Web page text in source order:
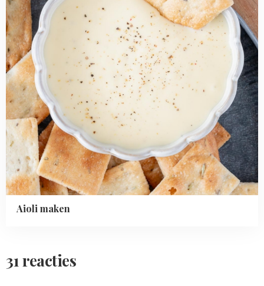
Aioli maken
31 reacties